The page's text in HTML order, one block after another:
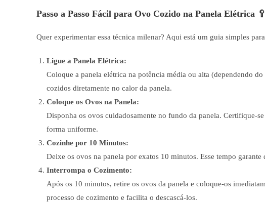
Passo a Passo Fácil para Ovo Cozido na Panela Elétrica
Quer experimentar essa técnica milenar? Aqui está um guia simples
Ligue a Panela Elétrica:
Coloque a panela elétrica na potência média ou alta (dependendo
cozidos diretamente no calor da panela.
Coloque os Ovos na Panela:
Disponha os ovos cuidadosamente no fundo da panela. Certifique-
forma uniforme.
Cozinhe por 10 Minutos:
Deixe os ovos na panela por exatos 10 minutos. Esse tempo
Interrompa o Cozimento:
Após os 10 minutos, retire os ovos da panela e coloque-os
processo de cozimento e facilita o descascá-los.